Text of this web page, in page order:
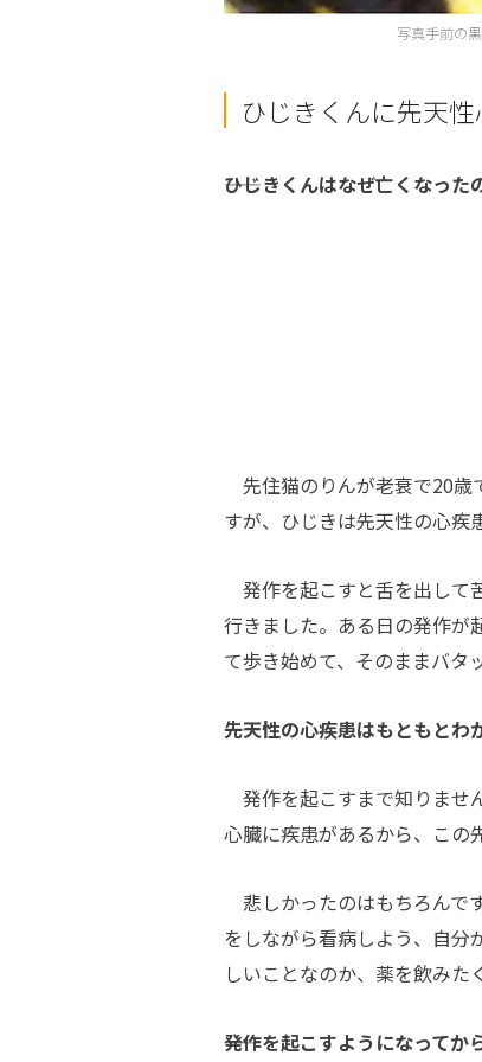
写真手前の
ひじきくんに先天
――ひじきくんはなぜ亡くなった
先住猫のりんが老衰で20歳
すが、ひじきは先天性の心疾
発作を起こすと舌を出して
行きました。ある日の発作が
て歩き始めて、そのままバ
――先天性の心疾患はもともと
発作を起こすまで知りませ
心臓に疾患があるから、この
悲しかったのはもちろんで
をしながら看病しよう、自
しいことなのか、薬を飲み
――発作を起こすようになって